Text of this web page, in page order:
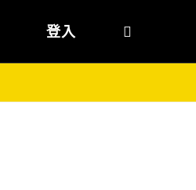
登入